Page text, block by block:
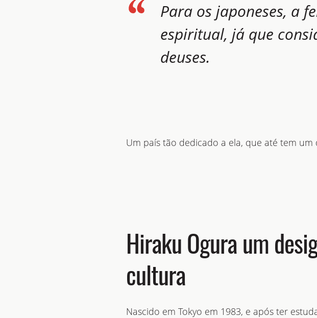
Para os japoneses, a
espiritual, já que
deuses.
Um país tão dedicado a ela, que até tem
Hiraku Ogura um
cultura
Nascido em Tokyo em 1983, e após ter